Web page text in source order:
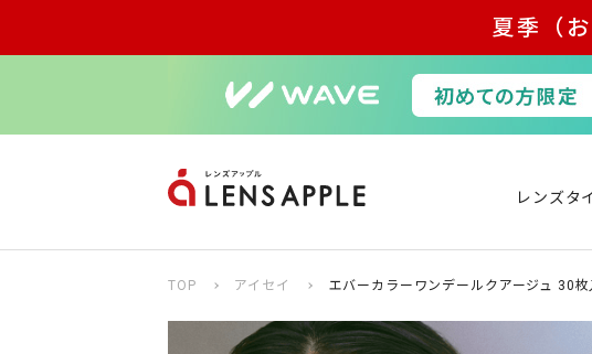
夏季（
レンズタ
TOP アイセイ エバーカラーワンデールクアージュ 30枚